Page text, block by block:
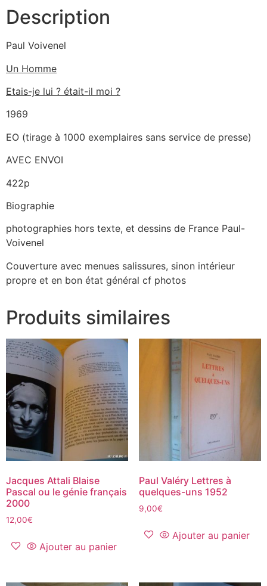
Description
Paul Voivenel
Un Homme
Etais-je lui ? était-il moi ?
1969
EO (tirage à 1000 exemplaires sans service de presse)
AVEC ENVOI
422p
Biographie
photographies hors texte, et dessins de France Paul-
Voivenel
Couverture avec menues salissures, sinon intérieur
propre et en bon état général cf photos
Produits similaires
Jacques Attali Blaise
Pascal ou le génie français
2000
12,00€
Ajouter au panier
Paul Valéry Lettres à
quelques-uns 1952
9,00€
Ajouter au panier